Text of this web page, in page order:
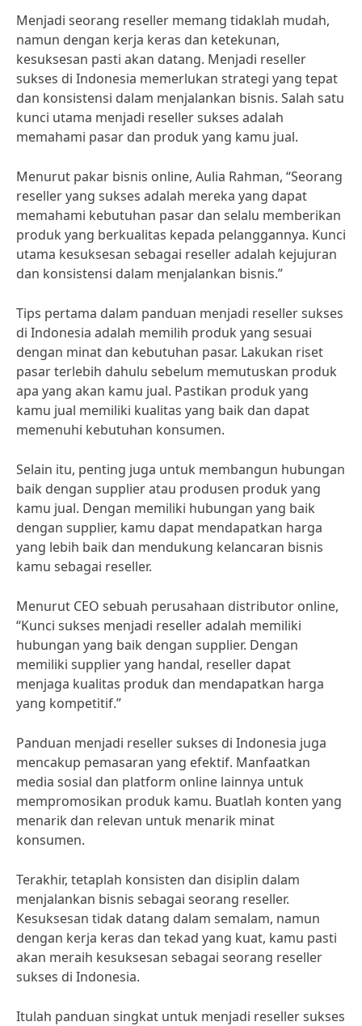
Menjadi seorang reseller memang tidaklah mudah,
namun dengan kerja keras dan ketekunan,
kesuksesan pasti akan datang. Menjadi reseller
sukses di Indonesia memerlukan strategi yang tepat
dan konsistensi dalam menjalankan bisnis. Salah satu
kunci utama menjadi reseller sukses adalah
memahami pasar dan produk yang kamu jual.
Menurut pakar bisnis online, Aulia Rahman, “Seorang
reseller yang sukses adalah mereka yang dapat
memahami kebutuhan pasar dan selalu memberikan
produk yang berkualitas kepada pelanggannya. Kunci
utama kesuksesan sebagai reseller adalah kejujuran
dan konsistensi dalam menjalankan bisnis.”
Tips pertama dalam panduan menjadi reseller sukses
di Indonesia adalah memilih produk yang sesuai
dengan minat dan kebutuhan pasar. Lakukan riset
pasar terlebih dahulu sebelum memutuskan produk
apa yang akan kamu jual. Pastikan produk yang
kamu jual memiliki kualitas yang baik dan dapat
memenuhi kebutuhan konsumen.
Selain itu, penting juga untuk membangun hubungan
baik dengan supplier atau produsen produk yang
kamu jual. Dengan memiliki hubungan yang baik
dengan supplier, kamu dapat mendapatkan harga
yang lebih baik dan mendukung kelancaran bisnis
kamu sebagai reseller.
Menurut CEO sebuah perusahaan distributor online,
“Kunci sukses menjadi reseller adalah memiliki
hubungan yang baik dengan supplier. Dengan
memiliki supplier yang handal, reseller dapat
menjaga kualitas produk dan mendapatkan harga
yang kompetitif.”
Panduan menjadi reseller sukses di Indonesia juga
mencakup pemasaran yang efektif. Manfaatkan
media sosial dan platform online lainnya untuk
mempromosikan produk kamu. Buatlah konten yang
menarik dan relevan untuk menarik minat
konsumen.
Terakhir, tetaplah konsisten dan disiplin dalam
menjalankan bisnis sebagai seorang reseller.
Kesuksesan tidak datang dalam semalam, namun
dengan kerja keras dan tekad yang kuat, kamu pasti
akan meraih kesuksesan sebagai seorang reseller
sukses di Indonesia.
Itulah panduan singkat untuk menjadi reseller sukses